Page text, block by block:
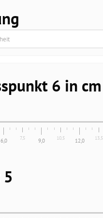
6 in cm
6,0 7,5 9,0 10,5 12,0 13,5